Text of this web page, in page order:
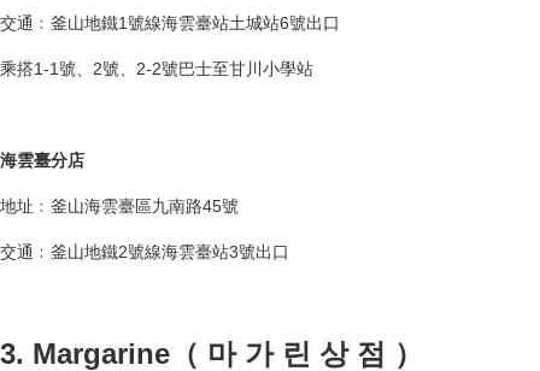
交通﹕釜山地鐵1號線海雲臺站土城站6號出口
乘搭1-1號、2號、2-2號巴士至甘川小學站
海雲臺分店
地址﹕釜山海雲臺區九南路45號
交通﹕釜山地鐵2號線海雲臺站3號出口
3. Margarine（ 마 가 린 상 점 ）